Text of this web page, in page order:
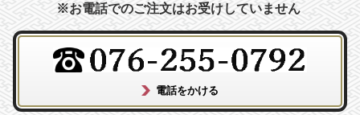
※お電話でのご注文はお受けしていません